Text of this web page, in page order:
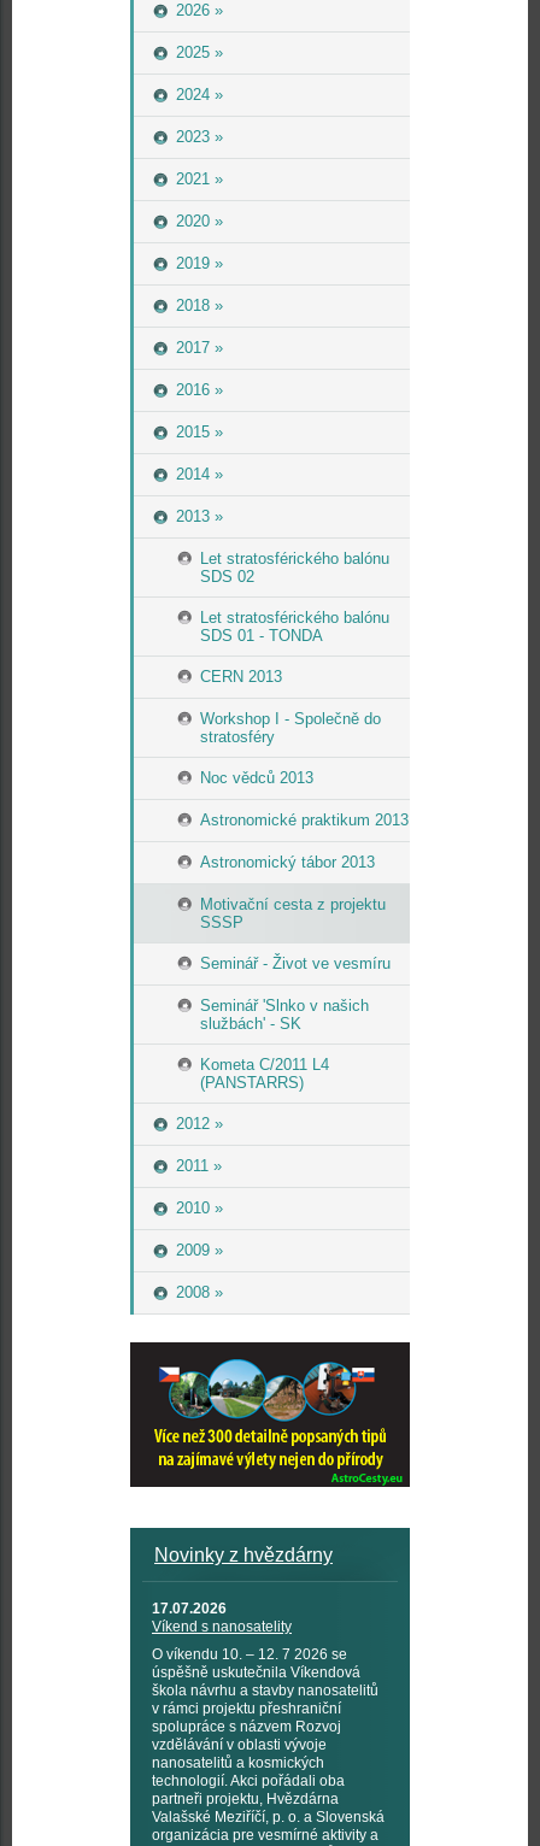
2026 »
2025 »
2024 »
2023 »
2021 »
2020 »
2019 »
2018 »
2017 »
2016 »
2015 »
2014 »
2013 »
Let stratosférického balónu
SDS 02
Let stratosférického balónu
SDS 01 - TONDA
CERN 2013
Workshop I - Společně do
stratosféry
Noc vědců 2013
Astronomické praktikum 2013
Astronomický tábor 2013
Motivační cesta z projektu
SSSP
Seminář - Život ve vesmíru
Seminář 'Slnko v našich
službách' - SK
Kometa C/2011 L4
(PANSTARRS)
2012 »
2011 »
2010 »
2009 »
2008 »
Novinky z hvězdárny
17.07.2026
Víkend s nanosatelity
O víkendu 10. – 12. 7 2026 se
úspěšně uskutečnila Víkendová
škola návrhu a stavby nanosatelitů
v rámci projektu přeshraniční
spolupráce s názvem Rozvoj
vzdělávání v oblasti vývoje
nanosatelitů a kosmických
technologií. Akci pořádali oba
partneři projektu, Hvězdárna
Valašské Meziříčí, p. o. a Slovenská
organizácia pre vesmírné aktivity a